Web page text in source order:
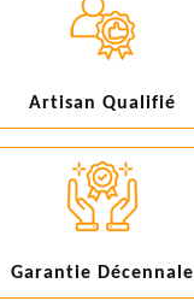
Artisan Qualifié
Garantie Décennale